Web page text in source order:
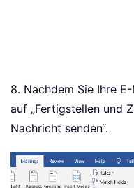
8. Nachdem Sie Ihre
auf „Fertigstellen und
Nachricht senden“.